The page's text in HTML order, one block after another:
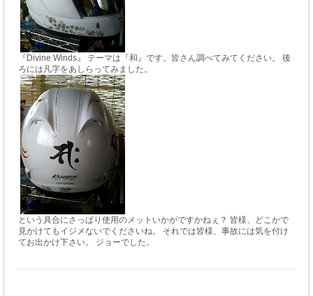
『Divine Winds』 テーマは『和』です。皆さん調べてみてください。 後
ろには凡字をあしらってみました。
という具合にさっぱり使用のメットいかがですかねぇ？ 皆様、どこかで
見かけてもイジメないでくださいね。 それでは皆様、事故には気を付け
てお出かけ下さい。 ジョーでした。